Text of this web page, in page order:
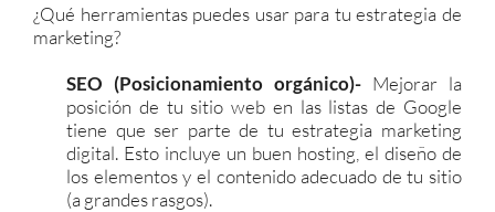
¿Qué herramientas puedes usar para tu estrategia de
marketing?
SEO (Posicionamiento orgánico)- Mejorar la
posición de tu sitio web en las listas de Google
tiene que ser parte de tu estrategia marketing
digital. Esto incluye un buen hosting, el diseño de
los elementos y el contenido adecuado de tu sitio
(a grandes rasgos).